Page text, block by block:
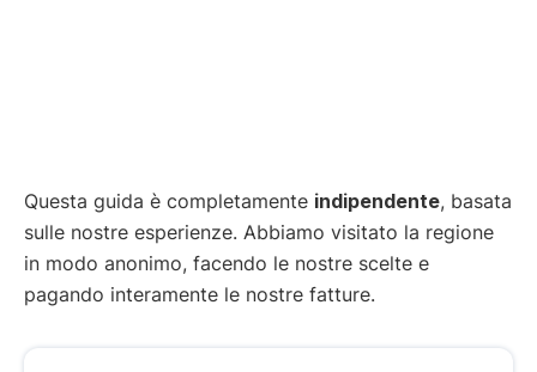
Questa guida è completamente indipendente, basata
sulle nostre esperienze. Abbiamo visitato la regione
in modo anonimo, facendo le nostre scelte e
pagando interamente le nostre fatture.